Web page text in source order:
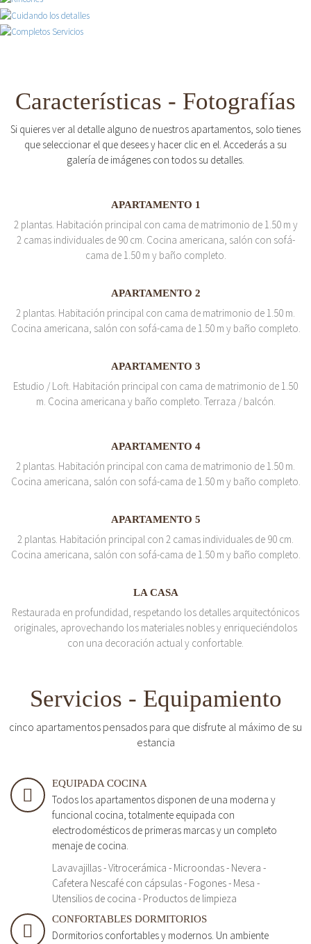
Características - Fotografías
Si quieres ver al detalle alguno de nuestros apartamentos, solo tienes
que seleccionar el que desees y hacer clic en el. Accederás a su
galería de imágenes con todos su detalles.
APARTAMENTO 1
2 plantas. Habitación principal con cama de matrimonio de 1.50 m y
2 camas individuales de 90 cm. Cocina americana, salón con sofá-
cama de 1.50 m y baño completo.
APARTAMENTO 2
2 plantas. Habitación principal con cama de matrimonio de 1.50 m.
Cocina americana, salón con sofá-cama de 1.50 m y baño completo.
APARTAMENTO 3
Estudio / Loft. Habitación principal con cama de matrimonio de 1.50
m. Cocina americana y baño completo. Terraza / balcón.
APARTAMENTO 4
2 plantas. Habitación principal con cama de matrimonio de 1.50 m.
Cocina americana, salón con sofá-cama de 1.50 m y baño completo.
APARTAMENTO 5
2 plantas. Habitación principal con 2 camas individuales de 90 cm.
Cocina americana, salón con sofá-cama de 1.50 m y baño completo.
LA CASA
Restaurada en profundidad, respetando los detalles arquitectónicos
originales, aprovechando los materiales nobles y enriqueciéndolos
con una decoración actual y confortable.
Servicios - Equipamiento
cinco apartamentos pensados para que disfrute al máximo de su
estancia
EQUIPADA COCINA
Todos los apartamentos disponen de una moderna y
funcional cocina, totalmente equipada con
electrodomésticos de primeras marcas y un completo
menaje de cocina.
Lavavajillas - Vitrocerámica - Microondas - Nevera -
Cafetera Nescafé con cápsulas - Fogones - Mesa -
Utensilios de cocina - Productos de limpieza
CONFORTABLES DORMITORIOS
Dormitorios confortables y modernos. Un ambiente